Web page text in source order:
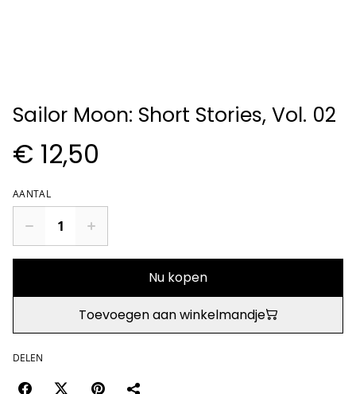
Sailor Moon: Short Stories, Vol. 02
€ 12,50
AANTAL
Nu kopen
Toevoegen aan winkelmandje
DELEN